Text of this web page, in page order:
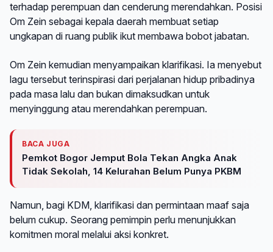
terhadap perempuan dan cenderung merendahkan. Posisi
Om Zein sebagai kepala daerah membuat setiap
ungkapan di ruang publik ikut membawa bobot jabatan.
Om Zein kemudian menyampaikan klarifikasi. Ia menyebut
lagu tersebut terinspirasi dari perjalanan hidup pribadinya
pada masa lalu dan bukan dimaksudkan untuk
menyinggung atau merendahkan perempuan.
BACA JUGA
Pemkot Bogor Jemput Bola Tekan Angka Anak
Tidak Sekolah, 14 Kelurahan Belum Punya PKBM
Namun, bagi KDM, klarifikasi dan permintaan maaf saja
belum cukup. Seorang pemimpin perlu menunjukkan
komitmen moral melalui aksi konkret.